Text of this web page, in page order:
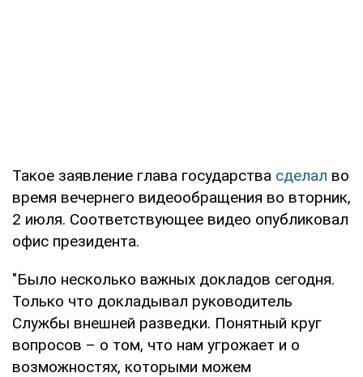
Такое заявление глава государства сделал во
время вечернего видеообращения во вторник,
2 июля. Соответствующее видео опубликовал
офис президента.
"Было несколько важных докладов сегодня.
Только что докладывал руководитель
Службы внешней разведки. Понятный круг
вопросов – о том, что нам угрожает и о
возможностях, которыми можем